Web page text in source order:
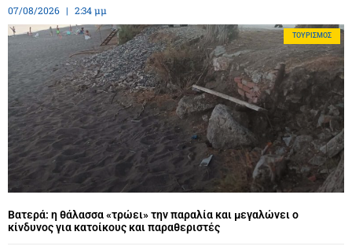
07/08/2026 2:34 μμ
ΤΟΥΡΙΣΜΌΣ
Βατερά: η θάλασσα «τρώει» την παραλία και μεγαλώνει ο
κίνδυνος για κατοίκους και παραθεριστές